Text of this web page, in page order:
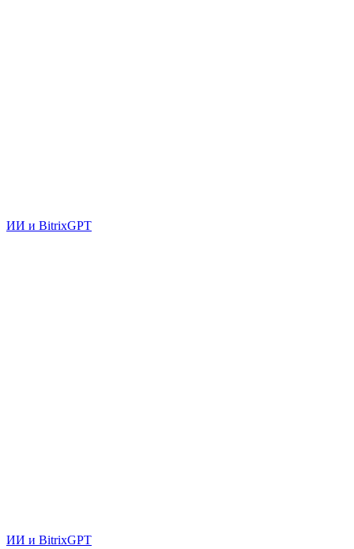
ИИ и BitrixGPT
ИИ и BitrixGPT